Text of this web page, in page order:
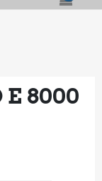
E 8000